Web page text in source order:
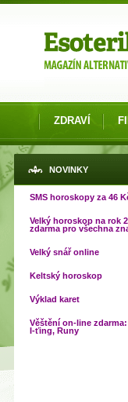
ZDRAVÍ
NOVINKY
SMS horoskopy za 46
Velký horoskop na rok
zdarma pro všechna
Velký snář online
Keltský horoskop
Výklad karet
Věštění on-line
I-ťing, Runy